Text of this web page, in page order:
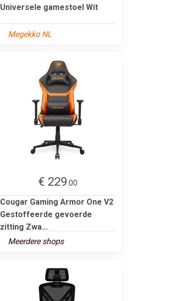
Universele gamestoel Wit
Megekko NL
€ 229.00
Cougar Gaming Armor One V2
Gestoffeerde gevoerde
zitting Zwa...
Meerdere shops